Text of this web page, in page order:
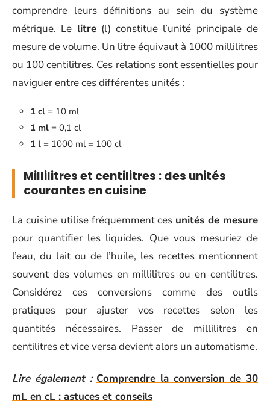
comprendre leurs définitions au sein du système
métrique. Le litre(l) constitue l’unité principale de
mesure de volume. Un litre équivaut à 1000 millilitres
ou 100 centilitres. Ces relations sont essentielles pour
naviguer entre ces différentes unités :
1 cl = 10 ml
1 ml = 0,1 cl
1 l = 1000 ml = 100 cl
Millilitres et centilitres : des unités
courantes en cuisine
La cuisine utilise fréquemment ces unités de mesure
pour quantifier les liquides. Que vous mesuriez de
l’eau, du lait ou de l’huile, les recettes mentionnent
souvent des volumes en millilitres ou en centilitres.
Considérez ces conversions comme des outils
pratiques pour ajuster vos recettes selon les
quantités nécessaires. Passer de millilitres en
centilitres et vice versa devient alors un automatisme.
Lire également : Comprendre la conversion de 30
mL en cL : astuces et conseils